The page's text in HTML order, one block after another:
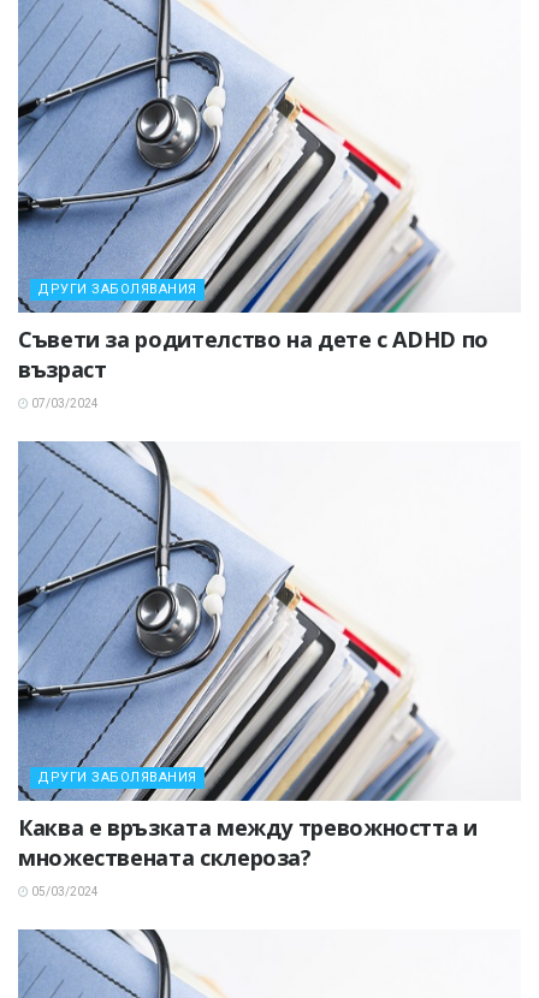
ДРУГИ ЗАБОЛЯВАНИЯ
Съвети за родителство на дете с ADHD по
възраст
07/03/2024
ДРУГИ ЗАБОЛЯВАНИЯ
Каква е връзката между тревожността и
множествената склероза?
05/03/2024